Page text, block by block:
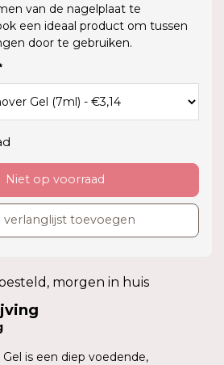
van de nagelplaat te
een ideaal product om tussen
door te gebruiken.
Niet op voorraad
verlanglijst toevoegen
morgen in huis
is een diep voedende,